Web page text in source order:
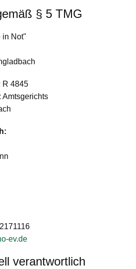
§ 5 TMG
in Not"
R 4845
Amtsgerichts
ev.de
verantwortlich